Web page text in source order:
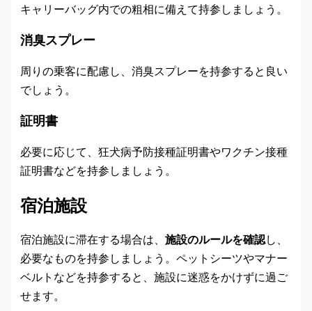
キャリーバッグ内での粗相に備えて持参しましょう。
消臭スプレー
周りの乗客に配慮し、消臭スプレーを持参すると良い
でしょう。
証明書
必要に応じて、狂犬病予防接種証明書やワクチン接種
証明書などを持参しましょう。
宿泊施設
宿泊施設に滞在する場合は、 施設のルールを確認し、
必要なものを持参しましょう。ペットシーツやマナー
ベルトなどを持参すると、施設に迷惑をかけずに過ご
せます。